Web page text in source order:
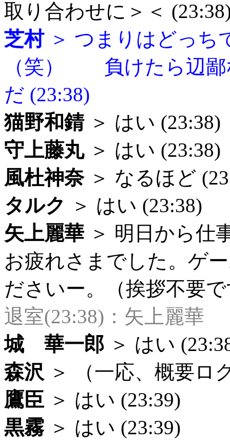
取り合わせに＞＜
芝村＞ つまりはどっち
（笑） 負けたら辺鄙
だ (23:38)
猫野和錆＞ はい (23:38)
守上藤丸＞ はい (23:38)
風杜神奈＞ なるほど
タルク
＞ はい (23:38)
矢上麗華 ＞ 明日から仕
お疲れさまでした。ゲ
ださいー。（挨拶不要
退室(23:38)：矢上麗華
城 華一郎 ＞ はい
森沢 ＞ （一応、概要
鷹臣 ＞ はい (23:39)
黒霧＞ はい (23:39)